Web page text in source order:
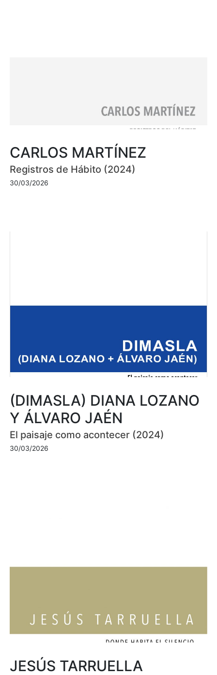
CARLOS MARTÍNEZ
Registros de Hábito (2024)
30/03/2026
(DIMASLA) DIANA LOZANO
Y ÁLVARO JAÉN
El paisaje como acontecer (2024)
30/03/2026
JESÚS TARRUELLA